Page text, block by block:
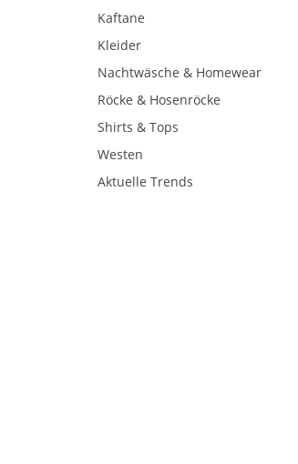
Kaftane
Kleider
Nachtwäsche & Homewear
Röcke & Hosenröcke
Shirts & Tops
Westen
Aktuelle Trends